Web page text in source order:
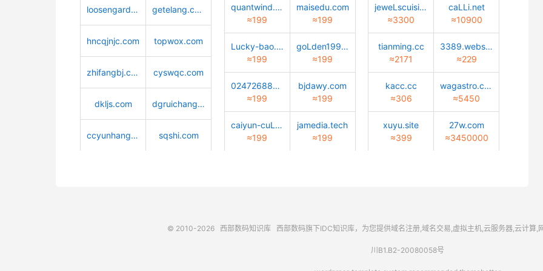
loosengarden.com getelang.com
hncqjnjc.com topwox.com
zhifangbj.com cyswqc.com
dkljs.com dgruichang.com
ccyunhang.com sqshi.com
quantwind.com
≈199
maisedu.com
≈199
Lucky-bao.top
≈199
goLden1999.com
≈199
02472688888.com
≈199
bjdawy.com
≈199
caiyun-cuLture.com
≈199
jamedia.tech
≈199
jeweLscuisine.com
≈3300
caLLi.net
≈10900
tianming.cc
≈2171
3389.website
≈229
kacc.cc
≈306
wagastro.com
≈5450
xuyu.site
≈399
27w.com
≈3450000
© 2010-2026 西部数码知识库 西部数码旗下IDC知识库，为您提供域名注册,域名交易,虚拟主机,云服务器,云计算,
川B1.B2-20080058号